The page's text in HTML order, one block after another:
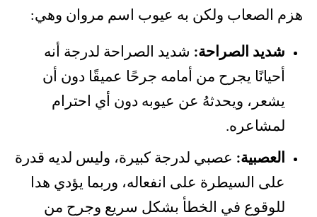
هزم الصعاب ولكن به عيوب اسم مروان وهي:
شديد الصراحة: شديد الصراحة لدرجة أنه
أحيانًا يجرح من أمامه جرحًا عميقًا دون أن
يشعر، ويحدثهُ عن عيوبه دون أي احترام
لمشاعره.
العصبية: عصبي لدرجة كبيرة، وليس لديه قدرة
على السيطرة على انفعاله، وربما يؤدي هدا
للوقوع في الخطأ بشكل سريع وجرح من